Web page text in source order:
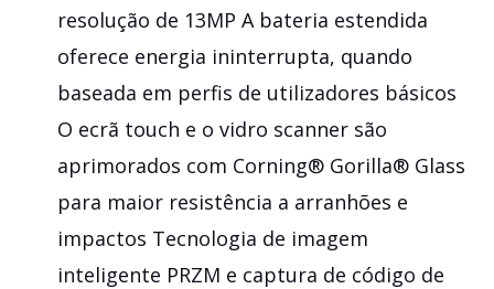
resolução de 13MP A bateria estendida
oferece energia ininterrupta, quando
baseada em perfis de utilizadores básicos
O ecrã touch e o vidro scanner são
aprimorados com Corning® Gorilla® Glass
para maior resistência a arranhões e
impactos Tecnologia de imagem
inteligente PRZM e captura de código de